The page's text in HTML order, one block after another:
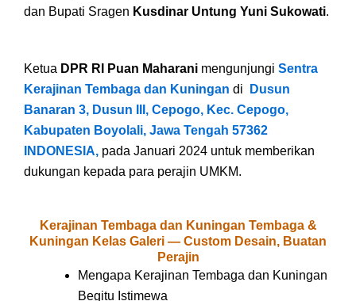
dan Bupati Sragen Kusdinar Untung Yuni Sukowati.
Ketua DPR RI Puan Maharani mengunjungi Sentra
Kerajinan Tembaga dan Kuningan di
Dusun
Banaran 3, Dusun III, Cepogo, Kec. Cepogo,
Kabupaten Boyolali, Jawa Tengah 57362
INDONESIA, pada Januari 2024 untuk memberikan
dukungan kepada para perajin UMKM.
Kerajinan Tembaga dan Kuningan Tembaga &
Kuningan Kelas Galeri — Custom Desain, Buatan
Perajin
Mengapa Kerajinan Tembaga dan Kuningan
Begitu Istimewa